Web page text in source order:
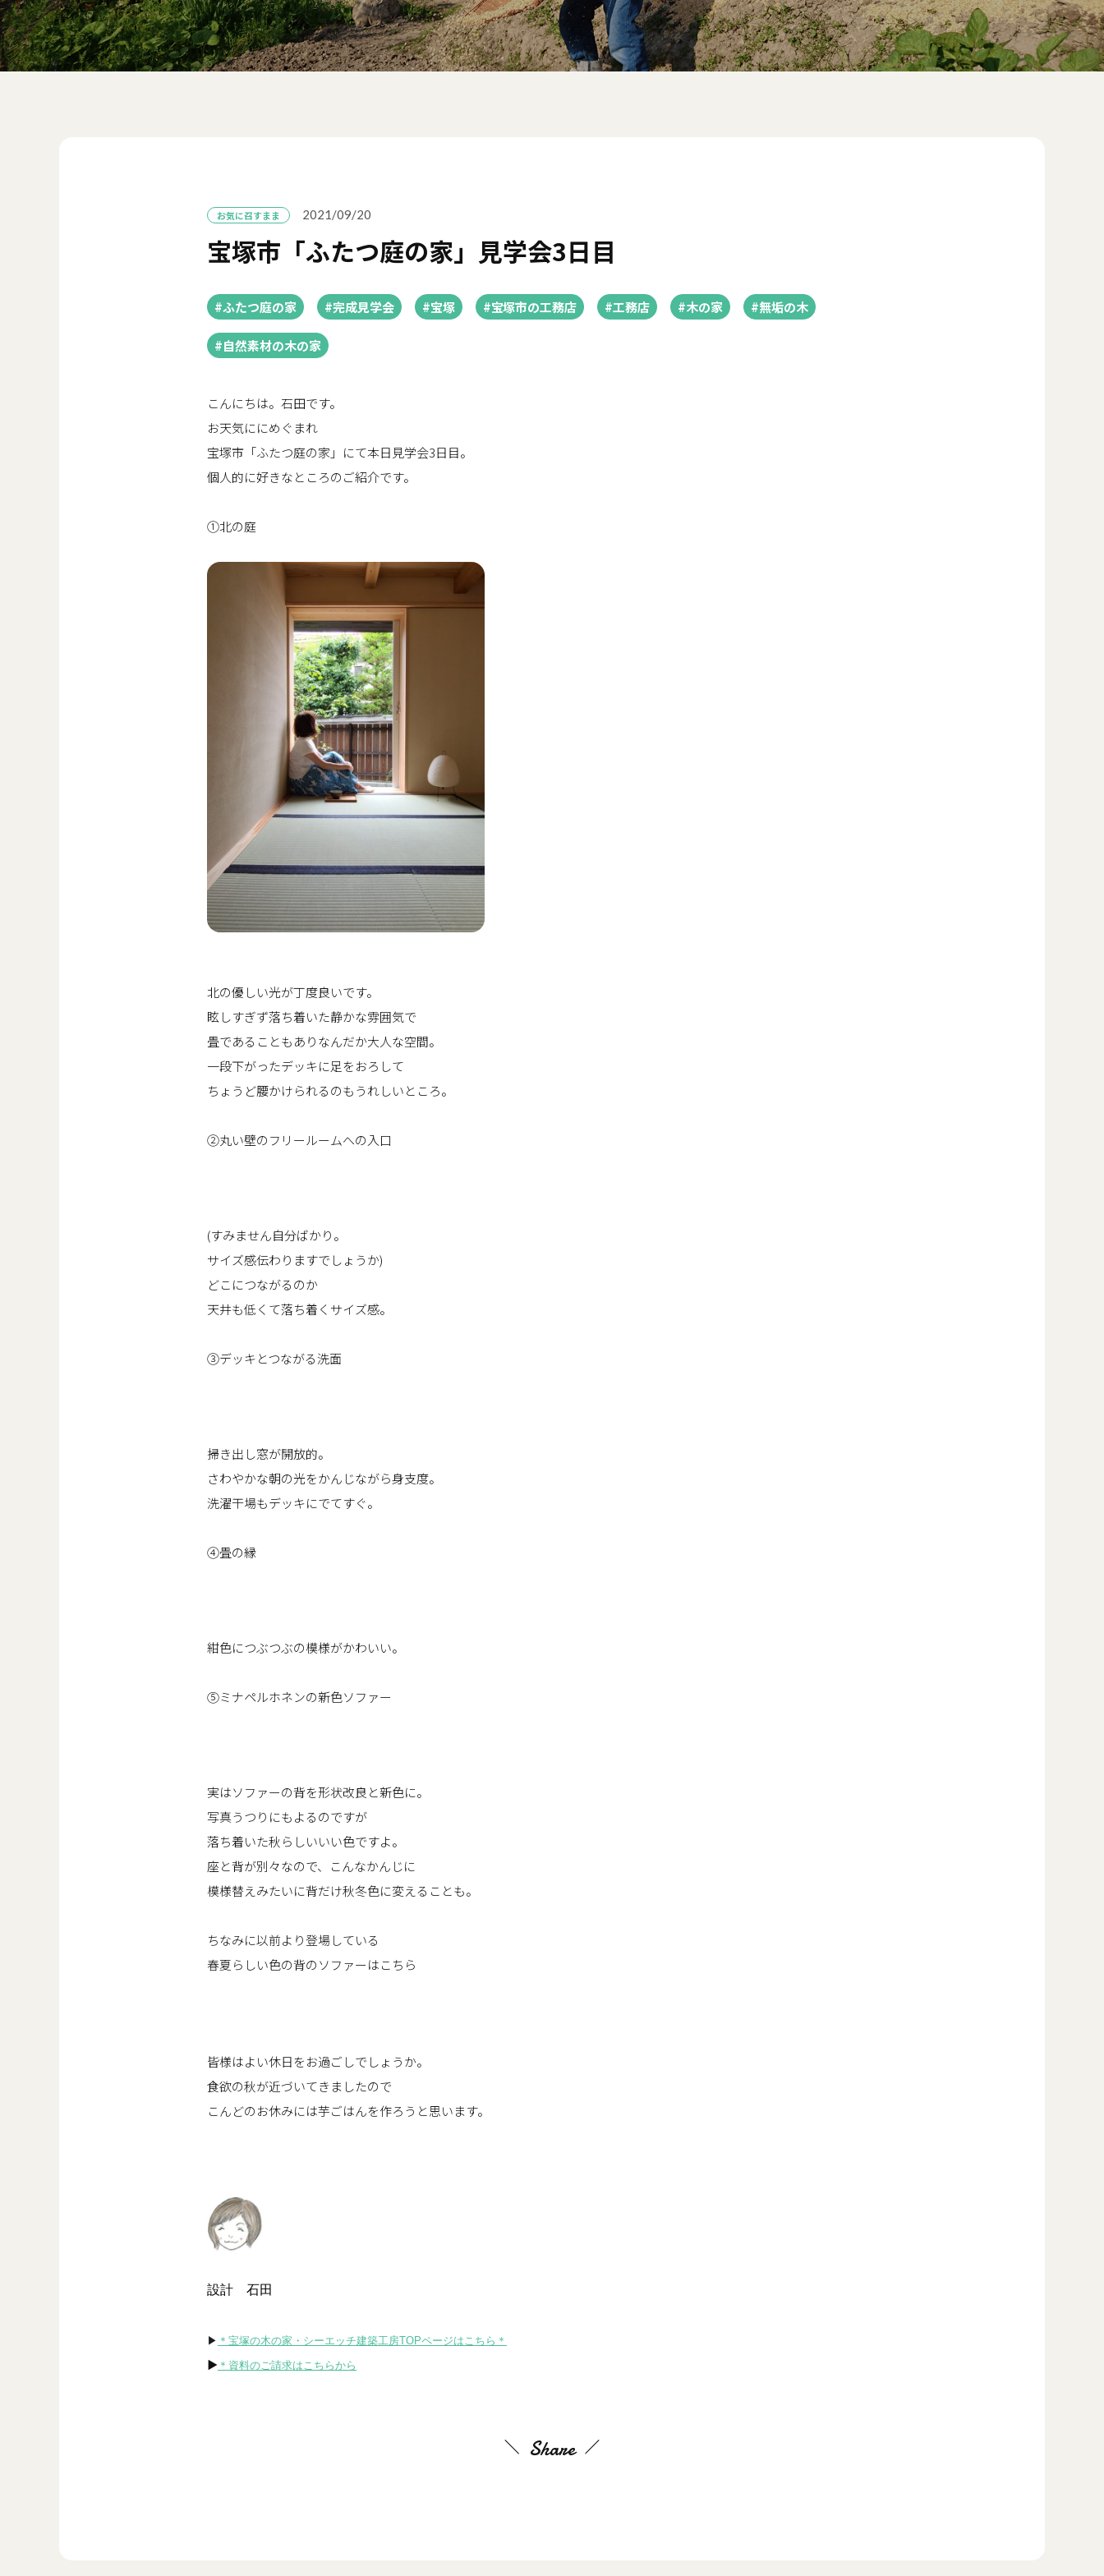
お気に召すまま 2021/09/20
宝塚市「ふたつ庭の家」見学会3日目
#ふたつ庭の家 #完成見学会 #宝塚 #宝塚市の工務店 #工務店 #木の家 #無垢の木
#自然素材の木の家
こんにちは。石田です。
お天気ににめぐまれ
宝塚市「ふたつ庭の家」にて本日見学会3日目。
個人的に好きなところのご紹介です。
①北の庭
北の優しい光が丁度良いです。
眩しすぎず落ち着いた静かな雰囲気で
畳であることもありなんだか大人な空間。
一段下がったデッキに足をおろして
ちょうど腰かけられるのもうれしいところ。
②丸い壁のフリールームへの入口
(すみません自分ばかり。
サイズ感伝わりますでしょうか)
どこにつながるのか
天井も低くて落ち着くサイズ感。
③デッキとつながる洗面
掃き出し窓が開放的。
さわやかな朝の光をかんじながら身支度。
洗濯干場もデッキにでてすぐ。
④畳の縁
紺色につぶつぶの模様がかわいい。
⑤ミナペルホネンの新色ソファー
実はソファーの背を形状改良と新色に。
写真うつりにもよるのですが
落ち着いた秋らしいいい色ですよ。
座と背が別々なので、こんなかんじに
模様替えみたいに背だけ秋冬色に変えることも。
ちなみに以前より登場している
春夏らしい色の背のソファーはこちら
皆様はよい休日をお過ごしでしょうか。
食欲の秋が近づいてきましたので
こんどのお休みには芋ごはんを作ろうと思います。
設計　石田
▶ ＊宝塚の木の家・シーエッチ建築工房TOPページはこちら＊
▶ ＊資料のご請求はこちらから
Share